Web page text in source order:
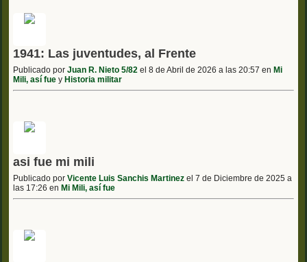
1941: Las juventudes, al Frente
Publicado por Juan R. Nieto 5/82 el 8 de Abril de 2026 a las 20:57 en Mi
Mili, así fue y Historia militar
asi fue mi mili
Publicado por Vicente Luis Sanchis Martinez el 7 de Diciembre de 2025 a
las 17:26 en Mi Mili, así fue